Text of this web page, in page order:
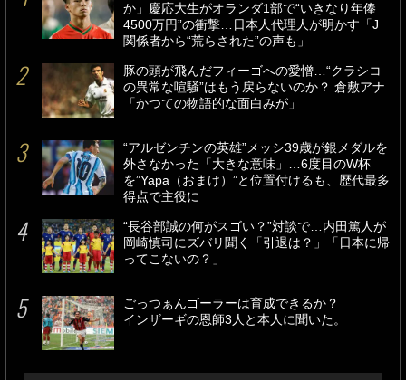
か」慶応大生がオランダ1部で“いきなり年俸
4500万円”の衝撃…日本人代理人が明かす「J
関係者から“荒らされた”の声も」
豚の頭が飛んだフィーゴへの愛憎…“クラシコ
の異常な喧騒”はもう戻らないのか？ 倉敷アナ
「かつての物語的な面白みが」
“アルゼンチンの英雄”メッシ39歳が銀メダルを
外さなかった「大きな意味」…6度目のW杯
を”Yapa（おまけ）”と位置付けるも、歴代最多
得点で主役に
“長谷部誠の何がスゴい？”対談で…内田篤人が
岡崎慎司にズバリ聞く「引退は？」「日本に帰
ってこないの？」
ごっつぁんゴーラーは育成できるか？
インザーギの恩師3人と本人に聞いた。